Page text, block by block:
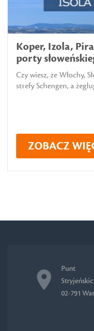
Koper, Izola,
porty
Czy wiesz, że Włochy,
strefy Schengen, a
ZOBACZ
Punt
02-791